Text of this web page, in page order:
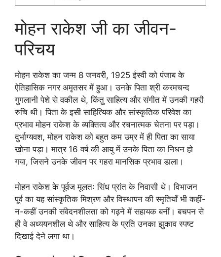
मोहन राकेश जी का जीवन-
परिचय
मोहन राकेश का जन्म 8 जनवरी, 1925 ईस्वी को पंजाब के
ऐतिहासिक नगर अमृतसर में हुआ। उनके पिता श्री करमचन्द
गुगलानी पेशे से वकील थे, किंतु साहित्य और संगीत में उनकी गहरी
रुचि थी। पिता के इसी साहित्यिक और सांस्कृतिक परिवेश का
प्रभाव मोहन राकेश के व्यक्तित्व और रचनात्मक चेतना पर पड़ा।
दुर्भाग्यवश, मोहन राकेश को बहुत कम उम्र में ही पिता का साया
खोना पड़ा। मात्र 16 वर्ष की आयु में उनके पिता का निधन हो
गया, जिसने उनके जीवन पर गहरा मानसिक प्रभाव डाला।
मोहन राकेश के पूर्वज मूलतः सिंध प्रांत के निवासी थे। विभाजन
पूर्व का यह सांस्कृतिक मिश्रण और विस्थापन की स्मृतियाँ भी कहीं-
न-कहीं उनकी संवेदनशीलता को गढ़ने में सहायक बनीं। बचपन से
ही वे अध्ययनशील थे और साहित्य के प्रति उनका झुकाव स्पष्ट
दिखाई देने लगा था।